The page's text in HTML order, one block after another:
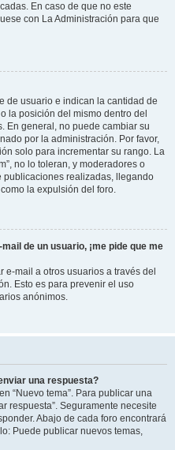
En caso de que no este
con La Administración para que
de usuario e indican la cantidad de
la posición del mismo dentro del
En general, no puede cambiar su
por la administración. Por favor,
solo para incrementar su rango. La
no lo toleran, y moderadores o
realizadas, llegando
la expulsión del foro.
de un usuario, ¡me pide que me
mail a otros usuarios a través del
Esto es para prevenir el uso
anónimos.
una respuesta?
“Nuevo tema”. Para publicar una
respuesta”. Seguramente necesite
Abajo de cada foro encontrará
Puede publicar nuevos temas,